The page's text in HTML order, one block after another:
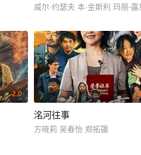
威尔·约瑟夫 本·金斯利 玛丽-
2.0
洺河往事
方晓莉 吴春怡 郑拓疆